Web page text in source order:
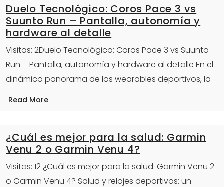
Duelo Tecnológico: Coros Pace 3 vs
Suunto Run – Pantalla, autonomía y
hardware al detalle
Visitas: 2Duelo Tecnológico: Coros Pace 3 vs Suunto
Run – Pantalla, autonomía y hardware al detalle En el
dinámico panorama de los wearables deportivos, la
Read More
¿Cuál es mejor para la salud: Garmin
Venu 2 o Garmin Venu 4?
Visitas: 12 ¿Cuál es mejor para la salud: Garmin Venu 2
o Garmin Venu 4? Salud y relojes deportivos: un